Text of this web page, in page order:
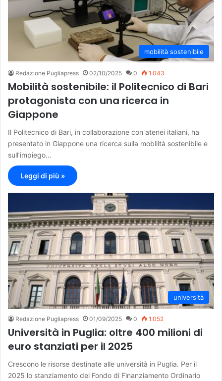
mobilità sostenibile
Redazione Pugliapress 02/10/2025 0 1.043
Mobilità sostenibile: il Politecnico di Bari
protagonista con una ricerca in
Giappone
Il Politecnico di Bari, in collaborazione con atenei italiani, ha
presentato in Giappone una ricerca sulla mobilità sostenibile e
sull’impiego…
Leggi di più »
università
Redazione Pugliapress 01/09/2025 0 1.052
Università in Puglia: oltre 400 milioni di
euro stanziati per il 2025
Crescono le risorse destinate alle università in Puglia. Per il
2025 lo stanziamento del Fondo di Finanziamento Ordinario